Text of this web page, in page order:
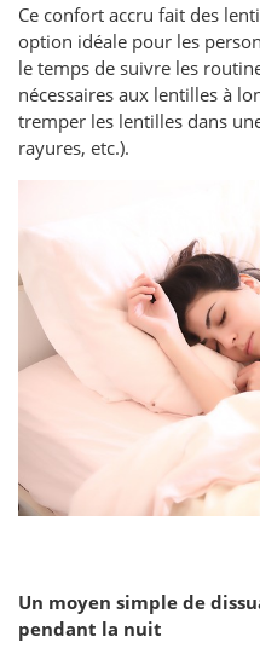
Ce confort accru fait des
option idéale pour les
le temps de suivre les
nécessaires aux lentilles à
tremper les lentilles dans
rayures, etc.).
Un moyen simple de
pendant la nuit